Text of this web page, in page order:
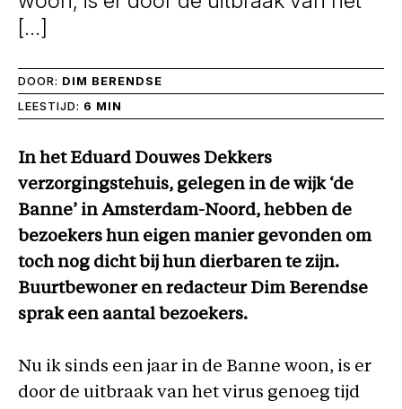
[…]
DOOR: DIM BERENDSE
LEESTIJD: 6 MIN
In het Eduard Douwes Dekkers
verzorgingstehuis, gelegen in de wijk ‘de
Banne’ in Amsterdam-Noord, hebben de
bezoekers hun eigen manier gevonden om
toch nog dicht bij hun dierbaren te zijn.
Buurtbewoner en redacteur Dim Berendse
sprak een aantal bezoekers.
Nu ik sinds een jaar in de Banne woon, is er
door de uitbraak van het virus genoeg tijd